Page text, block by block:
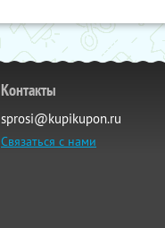
Контакты
sprosi@kupikupon.ru
Связаться с нами